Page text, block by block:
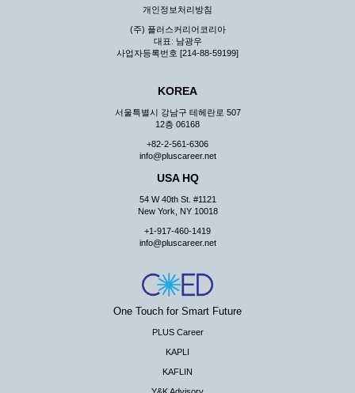
개인정보처리방침
(주) 플러스커리어코리아
대표: 남광우
사업자등록번호 [214-88-59199]
KOREA
서울특별시 강남구 테헤란로 507
12층 06168
+82-2-561-6306
info@pluscareer.net
USA HQ
54 W 40th St. #1121
New York, NY 10018
+1-917-460-1419
info@pluscareer.net
One Touch for Smart Future
PLUS Career
KAPLI
KAFLIN